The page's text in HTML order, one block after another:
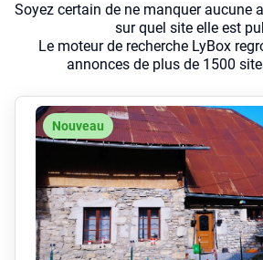
Soyez certain de ne manquer aucune
sur quel site elle est
Le moteur de recherche LyBox
annonces de plus de 1500
Nouveau